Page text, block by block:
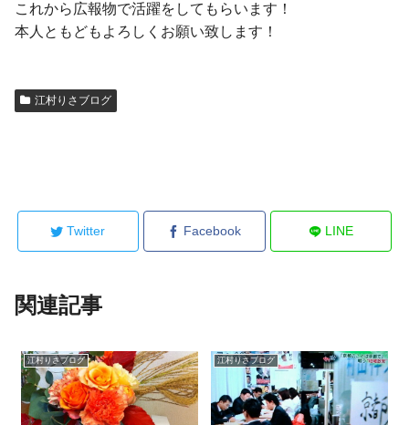
これから広報物で活躍をしてもらいます！
本人ともどもよろしくお願い致します！
江村りさブログ
Twitter Facebook LINE
関連記事
江村りさブログ 江村りさブログ